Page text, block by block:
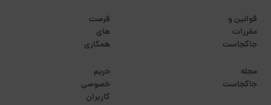
قوانین و
مقررات
جاکجاست
مجله
جاکجاست
فرصت
های
همکاری
حریم
خصوصی
کاربران